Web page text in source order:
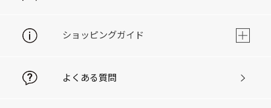
ショッピングガイド
よくある質問